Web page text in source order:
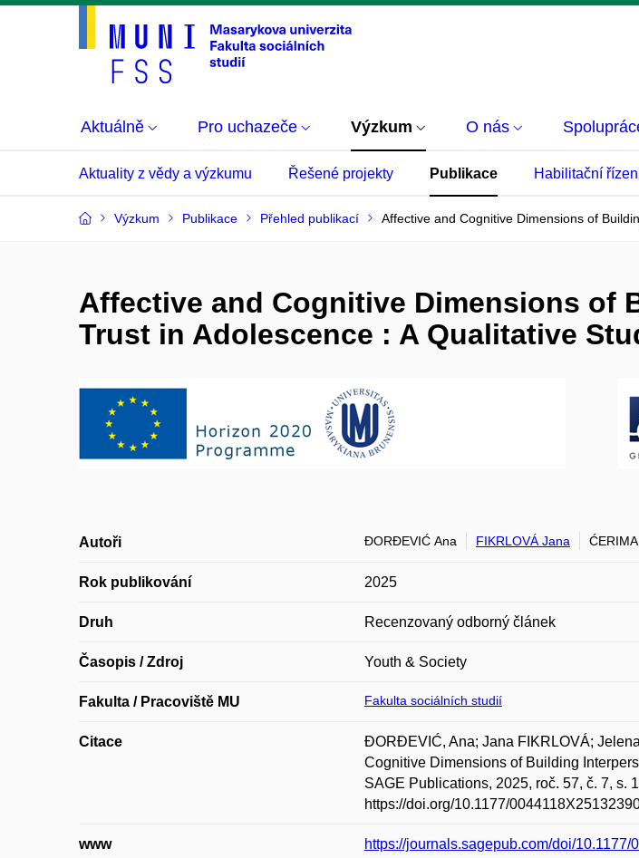
Aktuálně Pro uchazeče Výzkum O nás
Aktuality z vědy a výzkumu Řešené projekty Publikace Habilitační
Výzkum Publikace Přehled publikací Affective and Cognitive Dimensions of
Affective and Cognitive Dimensions of
Trust in Adolescence : A Qualitative
Autoři ĐORĐEVIĆ Ana FIKRLOVÁ Jana
Rok publikování 2025
Druh Recenzovaný odborný článek
Časopis / Zdroj Youth & Society
Fakulta / Pracoviště MU Fakulta sociálních studií
Citace
ĐORĐEVIĆ, Ana; Jana FIKRLOVÁ;
Cognitive Dimensions of Building
SAGE Publications, 2025, roč. 57, č. 7, s.
https://doi.org/10.1177/
www https://journals.sagepub.com/doi/10.1177/